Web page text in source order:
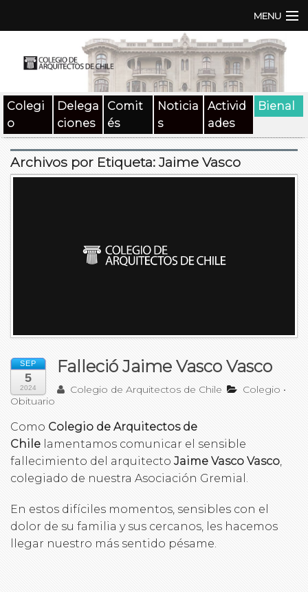
MENU
Documentos
SAT
Colegi
o
Delega
ciones
Comit
és
Noticia
s
Activid
ades
Bienal
Archivos por Etiqueta:Jaime Vasco
SEP
5
2024
Falleció Jaime Vasco Vasco
Colegio de Arquitectos de Chile Colegio •
Obituario
Como Colegio de Arquitectos de
Chile lamentamos comunicar el sensible
fallecimiento del arquitecto Jaime Vasco Vasco,
colegiado de nuestra Asociación Gremial.
En estos difíciles momentos, sensibles con el
dolor de su familia y sus cercanos, les hacemos
llegar nuestro más sentido pésame.